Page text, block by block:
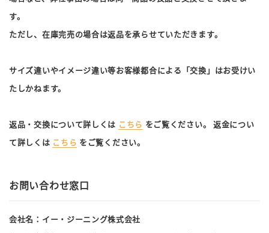
す。
ただし、在庫完売の場合は返品を承らせていただきます。
サイズ違いやイメージ違い等お客様都合による「交換」はお受けい
たしかねます。
返品・交換について詳しくは こちら をご覧ください。 返金につい
て詳しくは こちら をご覧ください。
お問い合わせ窓口
会社名：イー・ジーニング株式会社